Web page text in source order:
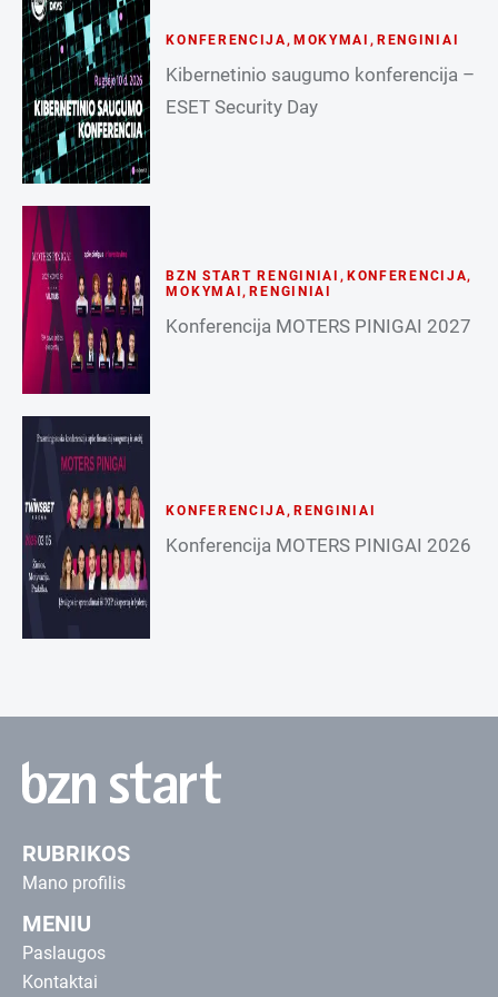
KONFERENCIJA , MOKYMAI , RENGINIAI
Kibernetinio saugumo konferencija –
ESET Security Day
BZN START RENGINIAI , KONFERENCIJA,
MOKYMAI ,RENGINIAI
Konferencija MOTERS PINIGAI 2027
KONFERENCIJA, RENGINIAI
Konferencija MOTERS PINIGAI 2026
RUBRIKOS
Mano profilis
MENIU
Paslaugos
Kontaktai